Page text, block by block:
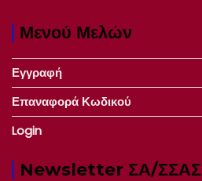
Μενού Μελών
Εγγραφή
Επαναφορά Κωδικού
Login
Newsletter ΣΑ/ΣΣΑΣ